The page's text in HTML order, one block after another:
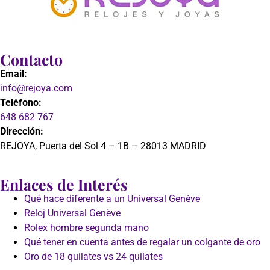
Contacto
Email:
info@rejoya.com
Teléfono:
648 682 767
Dirección:
REJOYA, Puerta del Sol 4 – 1B – 28013 MADRID
Enlaces de Interés
Qué hace diferente a un Universal Genève
Reloj Universal Genève
Rolex hombre segunda mano
Qué tener en cuenta antes de regalar un colgante de oro
Oro de 18 quilates vs 24 quilates